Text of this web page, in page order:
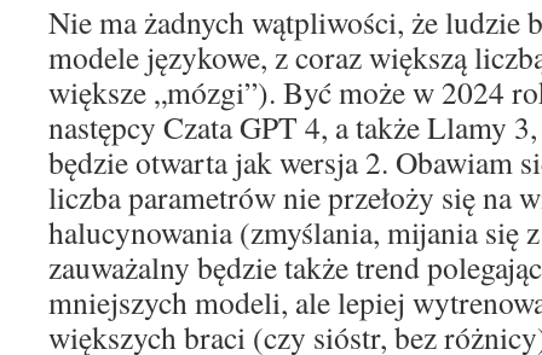
Nie ma żadnych wątpliwości, że ludzie
modele językowe, z coraz większą
większe „mózgi”). Być może w 2024
następcy Czata GPT 4, a także Llamy
będzie otwarta jak wersja 2. Obawiam
liczba parametrów nie przełoży się na
halucynowania (zmyślania, mijania się
zauważalny będzie także trend
mniejszych modeli, ale lepiej
większych braci (czy sióstr, bez